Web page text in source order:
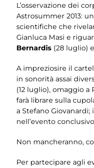
L’osservazione dei
Astrosummer 2013:
scientifiche che
Gianluca Masi e
Bernardis (28 luglio)
A impreziosire il
in sonorità assai
(12 luglio), omaggio a
farà librare sulla
a Stefano Giovanardi;
nell’evento
Non mancheranno,
Per partecipare agli